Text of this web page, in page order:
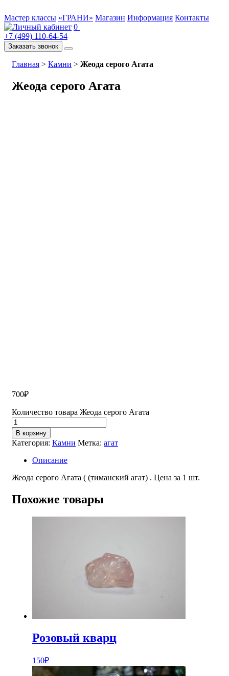
Мастер классы «ГРАНИ» Магазин Информация Контакты
0
+7 (499) 110-64-54
Заказать звонок
Главная > Камни > Жеода серого Агата
Жеода серого Агата
700₽
Количество товара Жеода серого Агата
В корзину
Категория: Камни Метка: агат
Описание
Жеода серого Агата ( (тиманский агат) . Цена за 1 шт.
Похожие товары
Розовый кварц
150₽